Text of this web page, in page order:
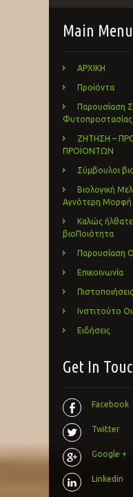
Main Menu
ΑΡΧΙΚΗ
Προϊόντα
Παρουσίαση
Φυτοπροστασίας
ΖΗΤΗΣΗ –
ΠΡΟΪΟΝΤΩΝ
Σύμβουλοι
Βιολογική
Αγνότερη Μορφή
Καλώς
βιοΠοιότητα
Παρουσίαση
Επικοινωνία
Ινστιτούτο
Ειδήσεις
Get In
Facebook
Twitter
Google +
Linkedin